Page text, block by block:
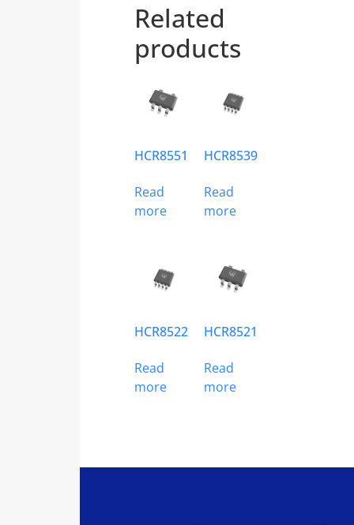
Related
products
HCR8551
Read
more
HCR8539
Read
more
HCR8522
Read
more
HCR8521
Read
more